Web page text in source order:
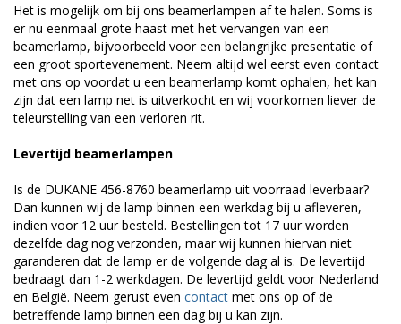
Het is mogelijk om bij ons beamerlampen af te halen. Soms is
er nu eenmaal grote haast met het vervangen van een
beamerlamp, bijvoorbeeld voor een belangrijke presentatie of
een groot sportevenement. Neem altijd wel eerst even contact
met ons op voordat u een beamerlamp komt ophalen, het kan
zijn dat een lamp net is uitverkocht en wij voorkomen liever de
teleurstelling van een verloren rit.
Levertijd beamerlampen
Is de DUKANE 456-8760 beamerlamp uit voorraad leverbaar?
Dan kunnen wij de lamp binnen een werkdag bij u afleveren,
indien voor 12 uur besteld. Bestellingen tot 17 uur worden
dezelfde dag nog verzonden, maar wij kunnen hiervan niet
garanderen dat de lamp er de volgende dag al is. De levertijd
bedraagt dan 1-2 werkdagen. De levertijd geldt voor Nederland
en België. Neem gerust even contact met ons op of de
betreffende lamp binnen een dag bij u kan zijn.